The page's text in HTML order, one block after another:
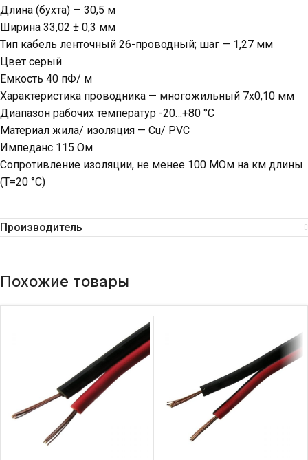
Длина (бухта) — 30,5 м
Ширина 33,02 ± 0,3 мм
Тип кабель ленточный 26-проводный; шаг — 1,27 мм
Цвет серый
Емкость 40 пФ/ м
Характеристика проводника — многожильный 7х0,10 мм
Диапазон рабочих температур -20…+80 °С
Материал жила/ изоляция — Сu/ PVC
Импеданс 115 Ом
Сопротивление изоляции, не менее 100 МОм на км длины
(Т=20 °С)
Производитель
Похожие товары